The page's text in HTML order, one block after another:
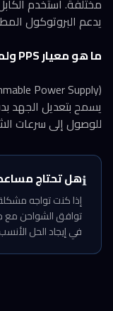
مختلفة. استخدم
يدعم البروتوكول
ما هو معيار PPS ولماذا يهم مستخدمي سامسونج؟
للوصول إلى سرعات
ℹ️هل تحتاج
إذا كنت تواجه
في إيجاد الحل